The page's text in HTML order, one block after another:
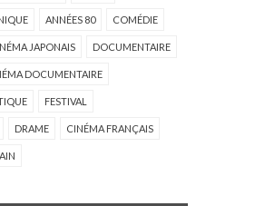
ANNÉES 80 COMÉDIE
JAPONAIS DOCUMENTAIRE
DOCUMENTAIRE
FESTIVAL
DRAME CINÉMA FRANÇAIS